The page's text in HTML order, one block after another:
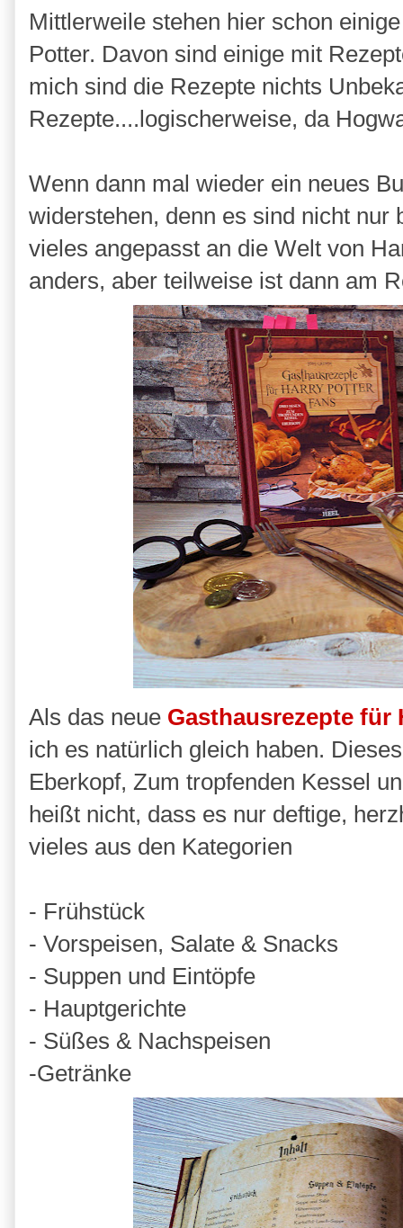
Mittlerweile stehen hier schon
Potter. Davon sind einige mit
mich sind die Rezepte nichts
Rezepte....logischerweise, da
Wenn dann mal wieder ein neues
widerstehen, denn es sind nicht
vieles angepasst an die Welt von
anders, aber teilweise ist dann am
Als das neue Gasthausrezepte für
ich es natürlich gleich haben.
Eberkopf, Zum tropfenden Kessel
heißt nicht, dass es nur deftige,
vieles aus den Kategorien
- Frühstück
- Vorspeisen, Salate & Snacks
- Suppen und Eintöpfe
- Hauptgerichte
- Süßes & Nachspeisen
-Getränke